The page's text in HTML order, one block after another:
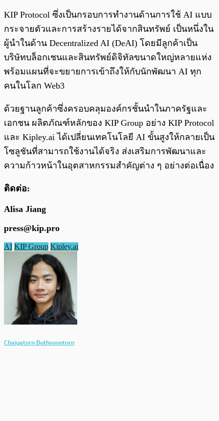
KIP Protocol ซึ่งเป็นกรอบการทำงานด้านการใช้ AI แบบ
กระจายตัวและการสร้างรายได้จากสินทรัพย์ เป็นหนึ่งใน
ผู้นำในด้าน Decentralized AI (DeAI) โดยมีลูกค้าเป็น
บริษัทบล็อกเชนและสินทรัพย์ดิจิทัลขนาดใหญ่หลายแห่ง
พร้อมแผนที่จะขยายการเข้าถึงให้กับนักพัฒนา AI ทุก
คนในโลก Web3
ด้วยฐานลูกค้าซึ่งครอบคลุมองค์กรชั้นนำในภาครัฐและ
เอกชน ผลิตภัณฑ์หลักของ KIP Group อย่าง KIP Protocol
และ Kipley.ai ได้เปลี่ยนเทคโนโลยี AI ขั้นสูงให้กลายเป็น
โซลูชันที่สามารถใช้งานได้จริง ส่งเสริมการพัฒนาและ
ความก้าวหน้าในอุตสาหกรรมสำคัญต่าง ๆ อย่างต่อเนื่อง
ติดต่อ:
Alisa Jiang
press@kip.pro
AI KIP Group Kipley.ai
Chaiyatorn Buthsoontorn